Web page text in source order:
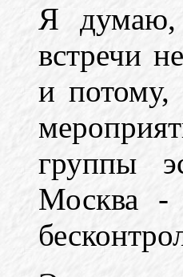
Я думаю,
встречи
и потому,
группы
Москва -